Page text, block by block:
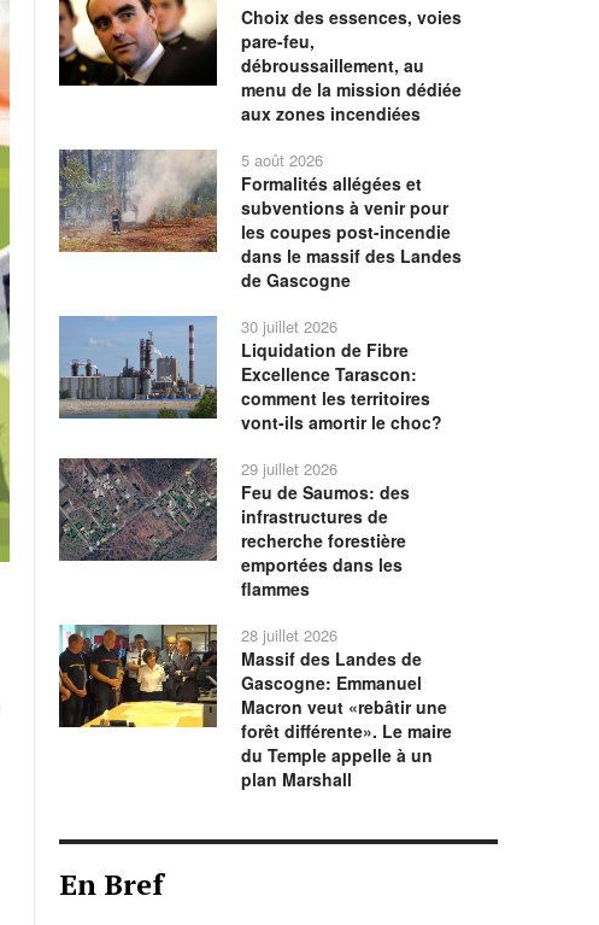
Choix des essences, voies
pare-feu,
débroussaillement, au
menu de la mission dédiée
aux zones incendiées
5 août 2026
Formalités allégées et
subventions à venir pour
les coupes post-incendie
dans le massif des Landes
de Gascogne
30 juillet 2026
Liquidation de Fibre
Excellence Tarascon:
comment les territoires
vont-ils amortir le choc?
29 juillet 2026
Feu de Saumos: des
infrastructures de
recherche forestière
emportées dans les
flammes
28 juillet 2026
Massif des Landes de
Gascogne: Emmanuel
Macron veut «rebâtir une
forêt différente». Le maire
du Temple appelle à un
plan Marshall
En Bref